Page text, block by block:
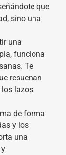
que
sino una
una
funciona
Te
resuenan
los lazos
de forma
y los
una
y